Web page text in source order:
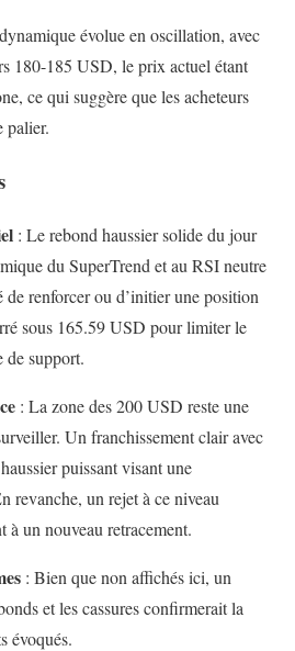
évolue en oscillation, avec
180-185 USD, le prix actuel étant
ce qui suggère que les acheteurs
palier.
: Le rebond haussier solide du jour
du SuperTrend et au RSI neutre
renforcer ou d’initier une position
sous 165.59 USD pour limiter le
de support.
: La zone des 200 USD reste une
Un franchissement clair avec
puissant visant une
revanche, un rejet à ce niveau
un nouveau retracement.
: Bien que non affichés ici, un
et les cassures confirmerait la
évoqués.